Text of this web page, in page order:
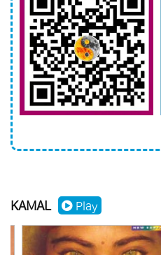
KAMAL Play